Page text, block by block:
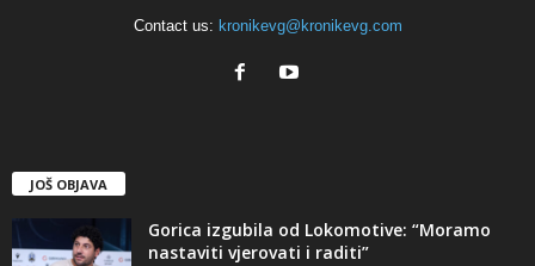
Contact us: kronikevg@kronikevg.com
JOŠ OBJAVA
Gorica izgubila od Lokomotive: “Moramo
nastaviti vjerovati i raditi”